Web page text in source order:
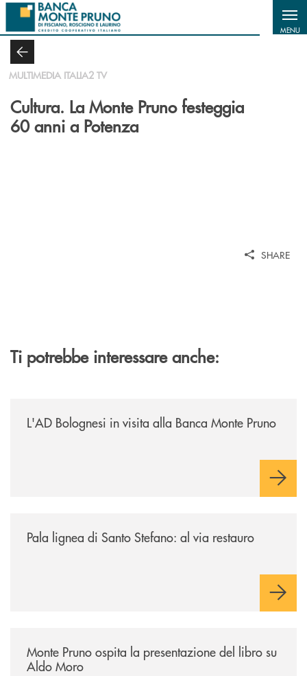
Salta al contenuto principale
MENU
MULTIMEDIA ITALIA2 TV
Cultura. La Monte Pruno festeggia
60 anni a Potenza
SHARE
Ti potrebbe interessare anche:
L'AD Bolognesi in visita alla Banca Monte Pruno
Pala lignea di Santo Stefano: al via restauro
Monte Pruno ospita la presentazione del libro su
Aldo Moro